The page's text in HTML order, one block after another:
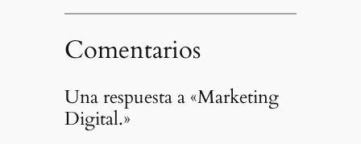
Comentarios
Una respuesta a «Marketing
Digital.»